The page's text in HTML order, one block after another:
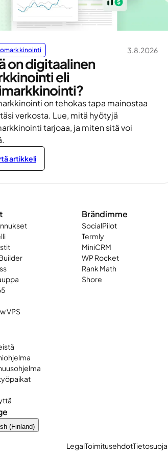
3.8.2026
on digitaalinen
eli
on tehokas tapa mainostaa
verkosta. Lue, mitä hyötyjä
tarjoaa, ja miten sitä voi
artikkeli
VPS
Brändimme
SocialPilot
Termly
MiniCRM
WP Rocket
Rank Math
Shore
(Finland)
LegalToimitusehdot